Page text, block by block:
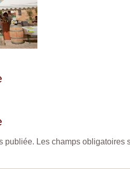
publiée. Les champs obligatoires